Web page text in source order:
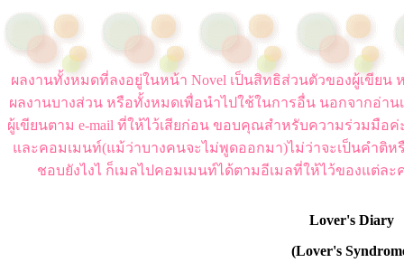
ผลงานทั้งหมดที่ลงอยู่ในหน้า Novel เป็นสิทธิส่วนตัวของผู้เขีย
ผลงานบางส่วน หรือทั้งหมดเพื่อนำไปใช้ในการอื่น นอกจากอ่า
ผู้เขียนตาม e-mail ที่ให้ไว้เสียก่อน ขอบคุณสำหรับความร่วมมือ
และคอมเมนท์(แม้ว่าบางคนจะไม่พูดออกมา)ไม่ว่าจะเป็นคำติ
ชอบยังไงไ ก็เมลไปคอมเมนท์ได้ตามอีเมลที่ให้ไว้ของแต่
Lover's Diary
(Lover's